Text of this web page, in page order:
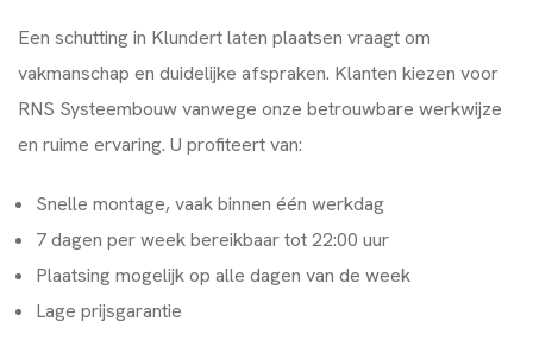
Een schutting in Klundert laten plaatsen vraagt om
vakmanschap en duidelijke afspraken. Klanten kiezen voor
RNS Systeembouw vanwege onze betrouwbare werkwijze
en ruime ervaring. U profiteert van:
Snelle montage, vaak binnen één werkdag
7 dagen per week bereikbaar tot 22:00 uur
Plaatsing mogelijk op alle dagen van de week
Lage prijsgarantie